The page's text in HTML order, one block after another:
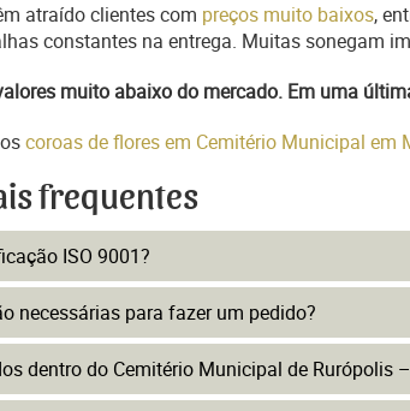
atraído clientes com preços muito baixos,
constantes na entrega. Muitas sonegam
muito abaixo do mercado. Em uma
coroas de flores em Cemitério Municipal em
frequentes
ISO 9001?
necessárias para fazer um pedido?
dentro do Cemitério Municipal de Rurópolis